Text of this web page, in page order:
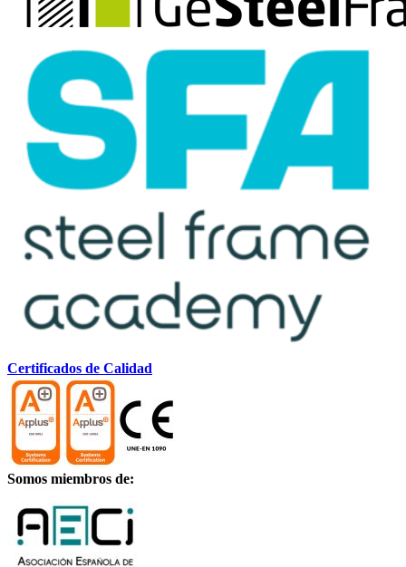
Certificados de Calidad
Somos miembros de: